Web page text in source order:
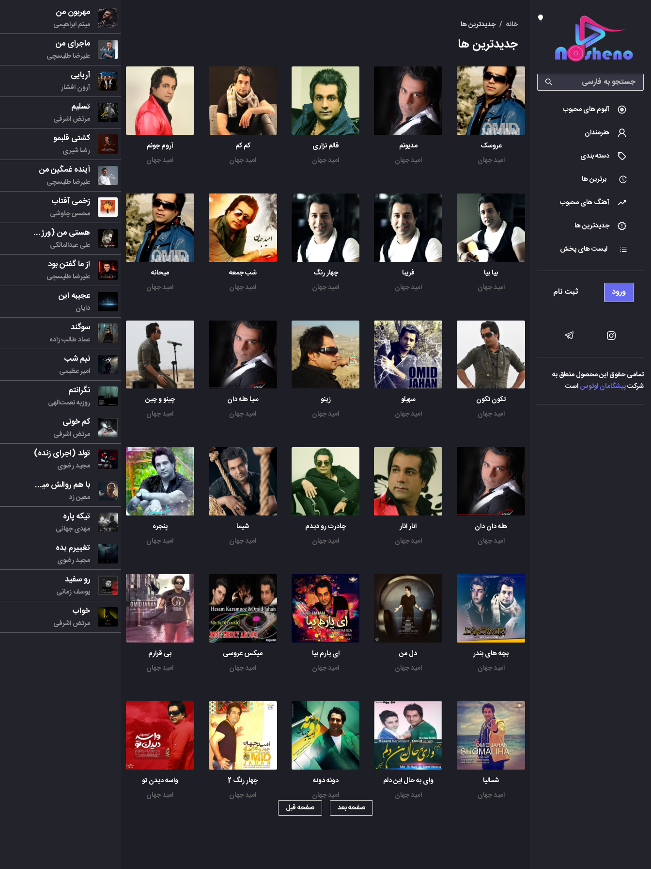
آلبوم های محبوب
هنرمندان
دسته بندی
برترین ها
آهنگ های محبوب
جدیدترین ها
لیست های پخش
ورود ثبت نام
تمامی حقوق این محصول متعلق به
شرکتپیشگامان لوتوساست
خانه / جدیدترین ها
جدیدترین ها
عروسک
امید جهان
مدیونم
امید جهان
قالم نزاری
امید جهان
کم کم
امید جهان
آروم جونم
امید جهان
بیا بیا
امید جهان
فریبا
امید جهان
چهار رنگ
امید جهان
شب جمعه
امید جهان
میحانه
امید جهان
تکون تکون
امید جهان
سهیلو
امید جهان
زینو
امید جهان
سیا هله دان
امید جهان
چینو و چین
امید جهان
هله دان دان
امید جهان
انار انار
امید جهان
چادرت رو دیدم
امید جهان
شیما
امید جهان
پنجره
امید جهان
بچه های بندر
امید جهان
دل من
امید جهان
ای یارم بیا
امید جهان
میکس عروسی
امید جهان
بی قرارم
امید جهان
شمالیا
امید جهان
وای به حال این دلم
امید جهان
دونه دونه
امید جهان
چهار رنگ 2
امید جهان
واسه دیدن تو
امید جهان
صفحه بعد
صفحه قبل
مهربون من
میثم ابراهیمی
ماجرای من
علیرضا طلیسچی
آریایی
آرون افشار
تسلیم
مرتض اشرفی
کشتی قلبمو
رضا شیری
آینده غمگین من
علیرضا طلیسچی
زخمی آفتاب
محسن چاوشی
هستی من (ورژن جدید)
علی عبدالمالکی
از ما گفتن بود
علیرضا طلیسچی
عجیبه این
دایان
سوگند
عماد طالب زاده
نیم شب
امیر عظیمی
نگرانتم
روزبه نعمت‌الهی
کم خونی
مرتض اشرفی
تولد (اجرای زنده)
مجید رضوی
با هم روالش میکنیم
معین زد
تیکه پاره
مهدی جهانی
تغییرم بده
مجید رضوی
رو سفید
یوسف زمانی
خواب
مرتض اشرفی